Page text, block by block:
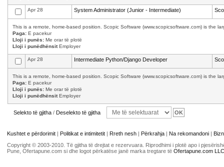
Apr 28 System Administrator (Junior - Intermediate)
This is a remote, home-based position. Scopic Software (www.scopicsoftware.com) is the
Paga: E pacekur
Lloji i punës: Me orar të plotë
Lloji i punëdhënsitEmployer
Apr 28 Intermediate Python/Django Developer
This is a remote, home-based position. Scopic Software (www.scopicsoftware.com) is the
Paga: E pacekur
Lloji i punës: Me orar të plotë
Lloji i punëdhënsitEmployer
Selekto të gjitha / Deselekto të gjitha
Kushtet e përdorimit | Politikat e intimitetit | Rreth nesh | Përkrahja | Na rekomandoni |
Copyright © 2003-2010. Të gjitha të drejtat e rezervuara. Riprodhimi i plotë apo i
Pune, Ofertapune.com si dhe logot përkatëse janë marka tregtare të Ofertapune.com LLC